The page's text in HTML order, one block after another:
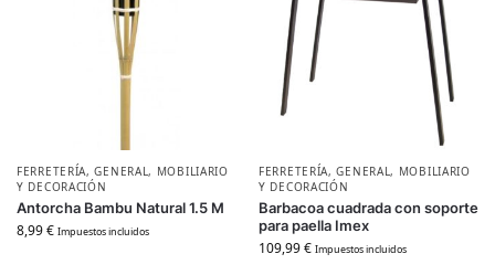
FERRETERÍA,GENERAL, MOBILIARIO
Y DECORACIÓN
Antorcha Bambu Natural 1.5 M
8,99€ Impuestos incluidos
FERRETERÍA,GENERAL, MOBILIARIO
Y DECORACIÓN
Barbacoa cuadrada con soporte
para paella Imex
109,99€ Impuestos incluidos